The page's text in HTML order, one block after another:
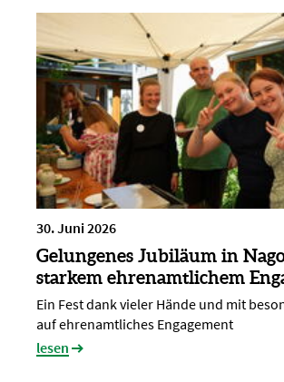
30. Juni 2026
Gelungenes Jubiläum in
starkem ehrenamtlichem
Ein Fest dank vieler Hände und mit
auf ehrenamtliches Engagement
lesen